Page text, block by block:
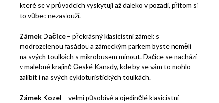
které se v průvodcích vyskytují až daleko v pozadí, přitom si
to vůbec nezaslouží.
Zámek Dačice– překrásný klasicistní zámek s
modrozelenou fasádou a zámeckým parkem byste neměli
na svých toulkách s mikrobusem minout. Dačice se nachází
v malebné krajině České Kanady, kde by se vám to mohlo
zalíbit i na svých cykloturistických toulkách.
Zámek Kozel – velmi působivé a ojedinělé klasicistní